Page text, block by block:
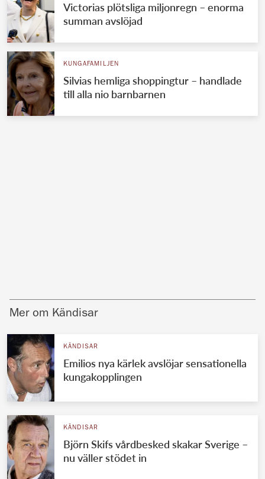
Victorias plötsliga miljonregn – enorma
summan avslöjad
KUNGAFAMILJEN
Silvias hemliga shoppingtur – handlade
till alla nio barnbarnen
Mer om Kändisar
KÄNDISAR
Emilios nya kärlek avslöjar sensationella
kungakopplingen
KÄNDISAR
Björn Skifs vårdbesked skakar Sverige –
nu väller stödet in